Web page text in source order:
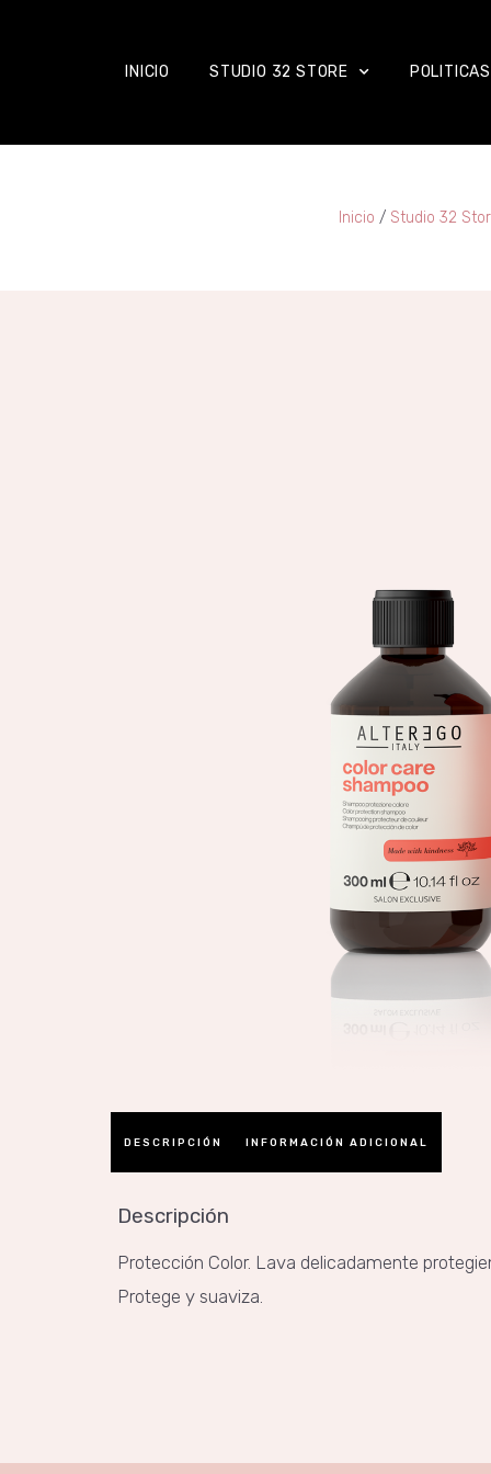
INICIO STUDIO 32 STORE POLITICAS
Inicio / Studio 32
DESCRIPCIÓN INFORMACIÓN ADICIONAL
Descripción
Protección Color. Lava delicadamente
Protege y suaviza.